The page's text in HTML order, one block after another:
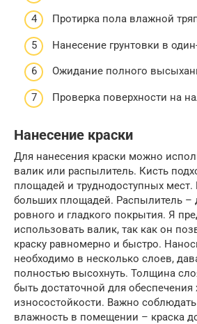
Протирка пола влажной
Нанесение грунтовки в
Ожидание полного
Проверка поверхности на
Нанесение краски
Для нанесения краски можно
валик или распылитель. Кисть
площадей и труднодоступных мест.
больших площадей. Распылитель –
ровного и гладкого покрытия. Я
использовать валик, так как он
краску равномерно и быстро.
необходимо в несколько слоев,
полностью высохнуть. Толщина
быть достаточной для
износостойкости. Важно соблюдать
влажность в помещении – краска